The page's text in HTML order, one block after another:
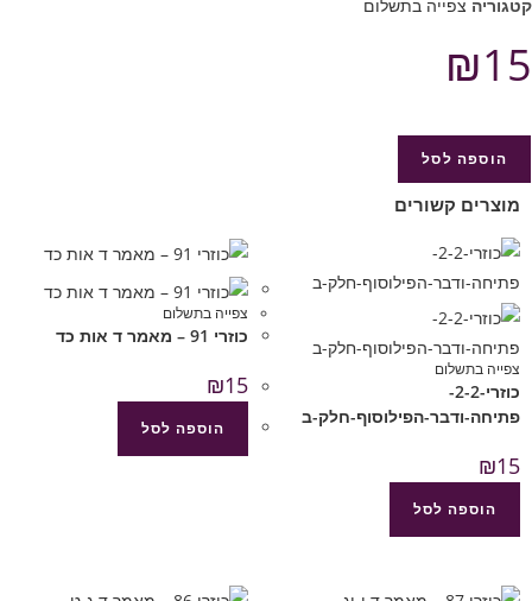
קטגוריה צפייה בתשלום
₪15
הוספה לסל
מוצרים קשורים
צפייה בתשלום
כוזרי-2-2-
פתיחה-ודבר-הפילוסוף-חלק-ב
₪15
הוספה לסל
צפייה בתשלום
כוזרי 91 – מאמר ד אות כד
₪15
הוספה לסל